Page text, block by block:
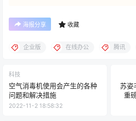
海报分享 收藏
企业版 在线办公 腾讯
科技
空气消毒机使用会产生的各种
问题和解决措施
2022-11-2 18:58:32
苏姿
重